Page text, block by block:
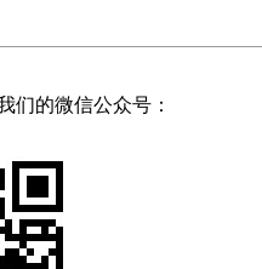
们的微信公众号：